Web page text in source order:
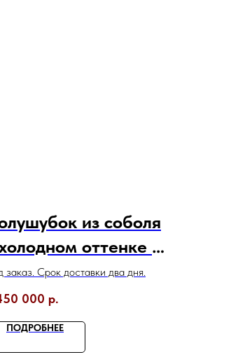
из соболя
оттенке с
воротом
заказ. Срок доставки два дня.
000 р.
ПОДРОБНЕЕ